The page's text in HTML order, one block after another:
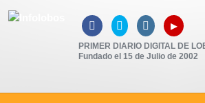
   ▸
PRIMER DIARIO DIGITAL DE
Fundado el 15 de Julio de 2002